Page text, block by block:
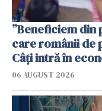
”Beneficiem din
care românii de
06 AUGUST 2026